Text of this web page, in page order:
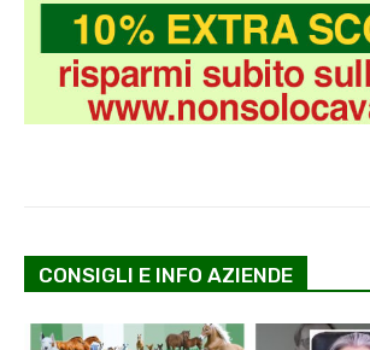
CONSIGLI E INFO AZIENDE